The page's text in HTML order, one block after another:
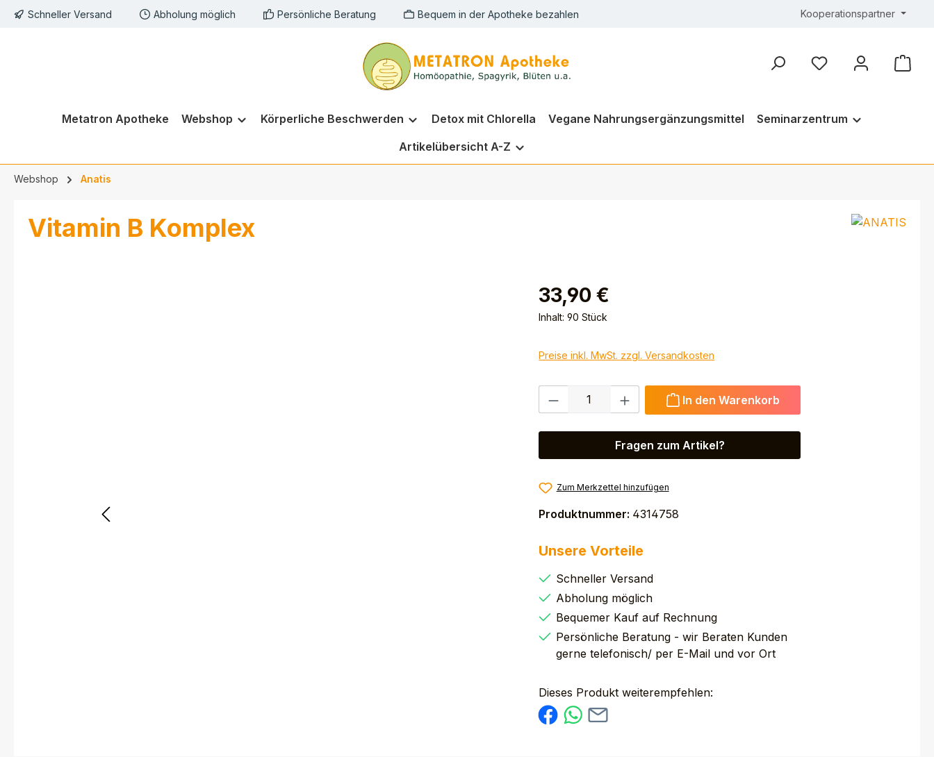
Zur Hauptnavigation springen
Schneller Versand Abholung möglich Persönliche Beratung Bequem in der Apotheke bezahlen Kooperationspartner
Metatron Apotheke Webshop Körperliche Beschwerden Detox mit Chlorella Vegane Nahrungsergänzungsmittel
Seminarzentrum
Artikelübersicht A-Z
Webshop Anatis
Vitamin B Komplex
33,90 €
Inhalt:90 Stück
Preise inkl. MwSt. zzgl. Versandkosten
Produkt Anzahl: Gib den gewünschten Wert ein oder benutze die
In den Warenkorb
Fragen zum Artikel?
Zum Merkzettel hinzufügen
Produktnummer: 4314758
Unsere Vorteile
Schneller Versand
Abholung möglich
Bequemer Kauf auf Rechnung
Persönliche Beratung - wir Beraten Kunden
gerne telefonisch/ per E-Mail und vor Ort
Dieses Produkt weiterempfehlen: